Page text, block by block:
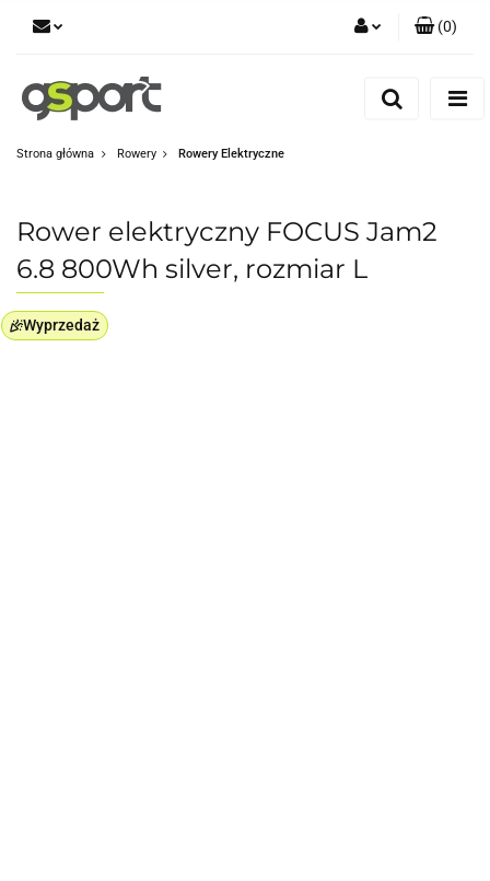
Dodaj zgłoszenie
(0)
Strona główna Rowery Rowery Elektryczne
Rower elektryczny FOCUS Jam2
6.8 800Wh silver, rozmiar L
Wyprzedaż